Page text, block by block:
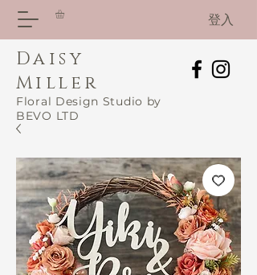
登入
Daisy
Miller
Floral Design Studio by
BEVO LTD